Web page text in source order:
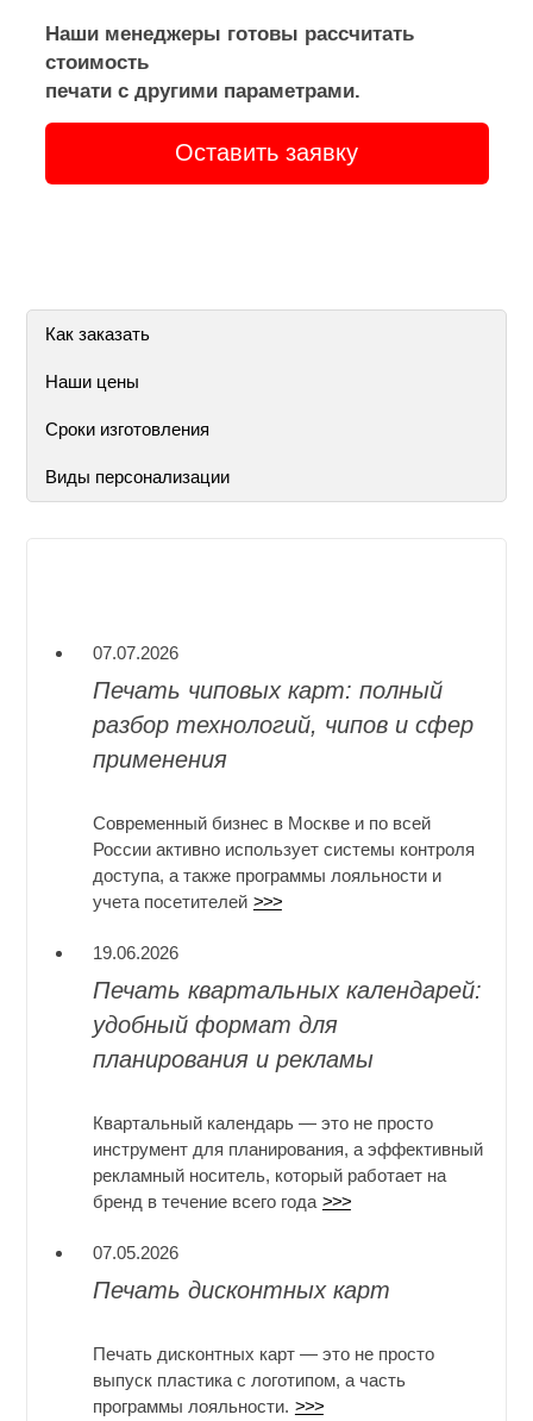
Наши менеджеры готовы рассчитать
стоимость
печати с другими параметрами.
Оставить заявку
Как заказать
Наши цены
Сроки изготовления
Виды персонализации
07.07.2026
Печать чиповых карт: полный
разбор технологий, чипов и сфер
применения
Современный бизнес в Москве и по всей
России активно использует системы контроля
доступа, а также программы лояльности и
учета посетителей >>>
19.06.2026
Печать квартальных календарей:
удобный формат для
планирования и рекламы
Квартальный календарь — это не просто
инструмент для планирования, а эффективный
рекламный носитель, который работает на
бренд в течение всего года >>>
07.05.2026
Печать дисконтных карт
Печать дисконтных карт — это не просто
выпуск пластика с логотипом, а часть
программы лояльности. >>>